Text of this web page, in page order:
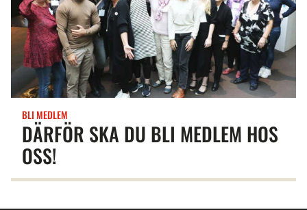
DÄRFÖR SKA DU BLI MEDLEM HOS
OSS!
BLI MEDLEM